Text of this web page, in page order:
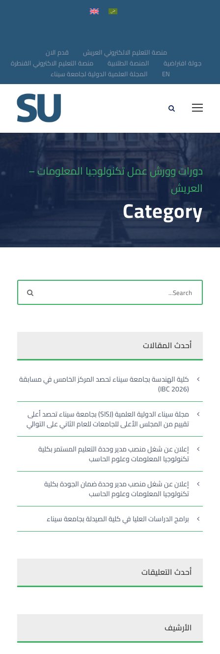
قدم الان
منصة التعليم الالكتروني العريش
منصة التعليم الاكتروني القنطرة
المنصة الطلابية
جولة افتراضية
المجلة العلمية الدولية لجامعة سيناء
EN
دورات وورش عمل تكنولوجيا المعلومات –
العريش
Category
أحدث المقالات
كلية الهندسة بجامعة سيناء تحصد المركز الخامس في مسابقة
(IBC 2026)
مجلة سيناء الدولية العلمية (SISJ) بجامعة سيناء تحصد أعلى
تقييم من المجلس الأعلى للجامعات للعام الثاني على التوالي
إعلان عن شغل منصب مدير وحدة التعليم المستمر بكلية
تكنولوجيا المعلومات وعلوم الحاسب
إعلان عن شغل منصب مدير وحدة ضمان الجودة بكلية
تكنولوجيا المعلومات وعلوم الحاسب
برامج الدراسات العليا في كلية الصيدلة بجامعة سيناء
أحدث التعليقات
الأرشيف